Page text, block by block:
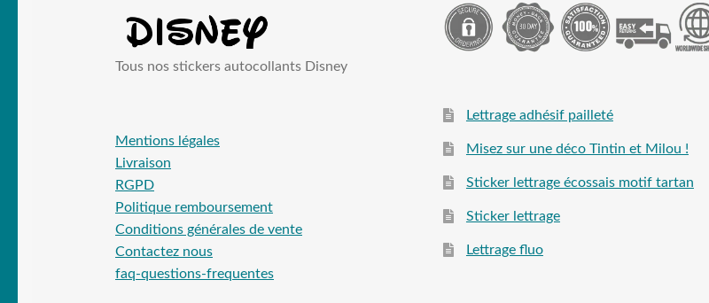
Tous nos stickers autocollants Disney
Mentions légales
Livraison
RGPD
Politique remboursement
Conditions générales de vente
Contactez nous
faq-questions-frequentes
Lettrage adhésif pailleté
Misez sur une déco Tintin et Milou !
Sticker lettrage écossais motif tartan
Sticker lettrage
Lettrage fluo